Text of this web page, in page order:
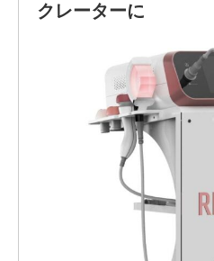
クレーターに